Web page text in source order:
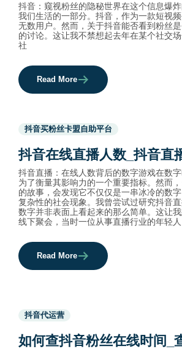
抖音：窥视粉丝的隐秘世界在这个信息爆
我们生活的一部分。抖音，作为一款短视
无数用户。然而，关于抖音能否看到粉丝
的讨论。这让我不禁想起去年在某个社交
社
Read More
Used
before
category
names.
抖音买粉丝卡盟自助平台
抖音在线直播人数_抖音直
抖音直播：在线人数背后的数字游戏在数
为了衡量其影响力的一个重要指标。然而
的故事，会发现它不仅仅是一串冰冷的数
复杂性的社会现象。我曾尝试过研究抖音
数字并非表面上看起来的那么简单。这让
线下聚会，当时一位从事直播行业的年轻人
Read More
Used
before
names.
抖音代运营
如何查抖音粉丝在线时间_